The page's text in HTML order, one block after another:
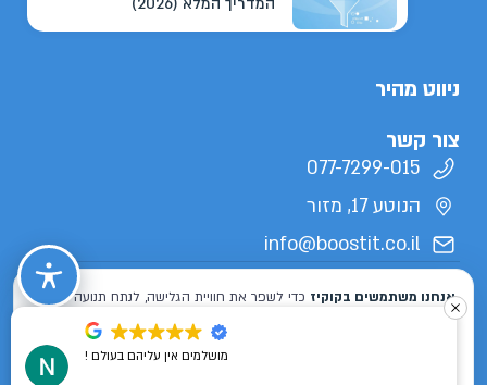
ניווט מהיר
צור קשר
077-7299-015
הנוטע 17, מזור
info@boostit.co.il
מדיניות פרטיות הצהרת נגישות
מפת אתר
כל הזכויות שמורות לבוסטיט 2026 ©
Designed & Developed by
מושלמים אין עליהם בעולם !